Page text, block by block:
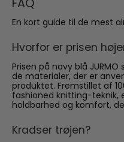
En kort guide til de mest
Hvorfor er prisen
Prisen på navy blå
de materialer, der er
produktet. Fremstillet af
fashioned knitting-teknik,
holdbarhed og komfort,
Kradser trøjen?